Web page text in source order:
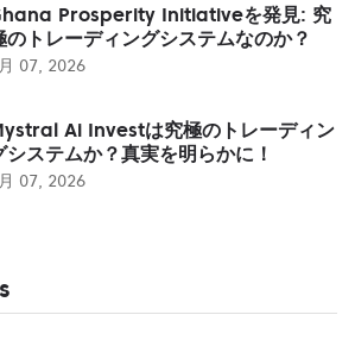
Prosperity Initiativeを発見: 究
のトレーディングシステムなのか？
07, 2026
Ai Investは究極のトレーディン
システムか？真実を明らかに！
07, 2026